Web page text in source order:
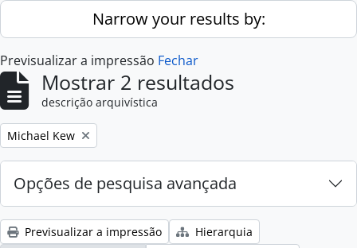
Skip to main contentNarrow your results by:
Previsualizar a impressão Fechar
Mostrar 2 resultados
descrição arquivística
Remove filter:
Michael Kew
Opções de pesquisa avançada
Previsualizar a impressão
Hierarquia